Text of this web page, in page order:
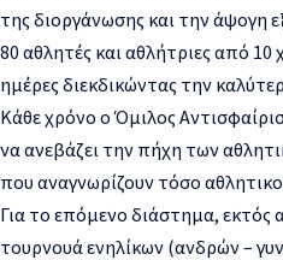
της διοργάνωσης και την άψογη
80 αθλητές και αθλήτριες από 10
ημέρες διεκδικώντας την
Κάθε χρόνο ο Όμιλος
να ανεβάζει την πήχη των
που αναγνωρίζουν τόσο
Για το επόμενο διάστημα,
τουρνουά ενηλίκων (ανδρών –